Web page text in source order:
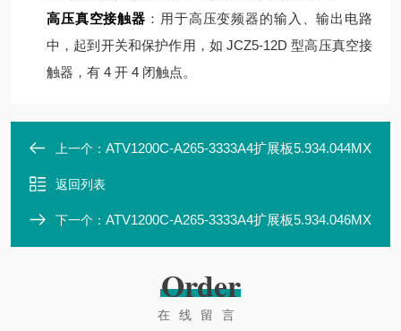
高压真空接触器 ：用于高压变频器的输入、输出电路
中，起到开关和保护作用，如 JCZ5-12D 型高压真空接
触器，有 4 开 4 闭触点。
上一个： ATV1200C-A265-3333A4扩展板5.934.044MX
返回列表
下一个： ATV1200C-A265-3333A4扩展板5.934.046MX
Order
在线留言